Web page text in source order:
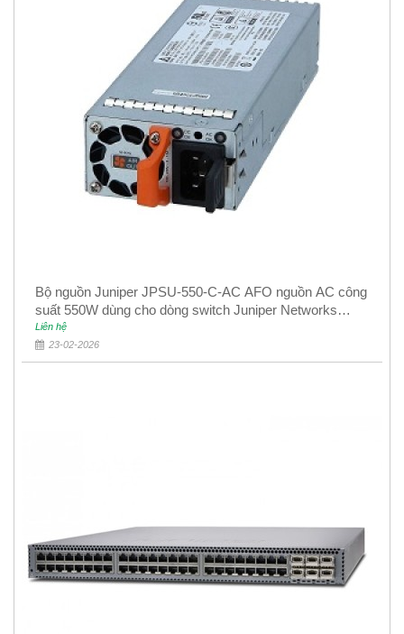
Bộ nguồn Juniper JPSU-550-C-AC AFO nguồn AC công
suất 550W dùng cho dòng switch Juniper Networks
EX4400
Liên hệ
23-02-2026